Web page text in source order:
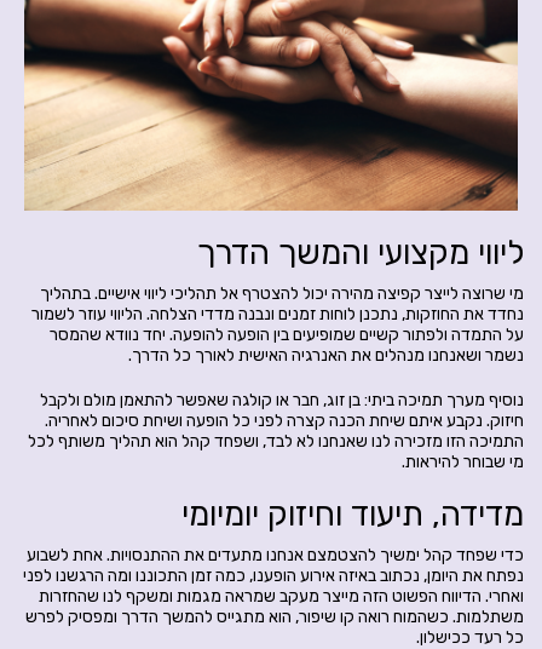
ליווי מקצועי והמשך הדרך
מי שרוצה לייצר קפיצה מהירה יכול להצטרף אל תהליכי ליווי אישיים. בתהליך
נחדד את החוזקות, נתכנן לוחות זמנים ונבנה מדדי הצלחה. הליווי עוזר לשמור
על התמדה ולפתור קשיים שמופיעים בין הופעה להופעה. יחד נוודא שהמסר
נשמר ושאנחנו מנהלים את האנרגיה האישית לאורך כל הדרך.
נוסיף מערך תמיכה ביתי: בן זוג, חבר או קולגה שאפשר להתאמן מולם ולקבל
חיזוק. נקבע איתם שיחת הכנה קצרה לפני כל הופעה ושיחת סיכום לאחריה.
התמיכה הזו מזכירה לנו שאנחנו לא לבד, ושפחד קהל הוא תהליך משותף לכל
מי שבוחר להיראות.
מדידה, תיעוד וחיזוק יומיומי
כדי שפחד קהל ימשיך להצטמצם אנחנו מתעדים את ההתנסויות. אחת לשבוע
נפתח את היומן, נכתוב באיזה אירוע הופענו, כמה זמן התכוננו ומה הרגשנו לפני
ואחרי. הדיווח הפשוט הזה מייצר מעקב שמראה מגמות ומשקף לנו שהחזרות
משתלמות. כשהמוח רואה קו שיפור, הוא מתגייס להמשך הדרך ומפסיק לפרש
כל רעד ככישלון.